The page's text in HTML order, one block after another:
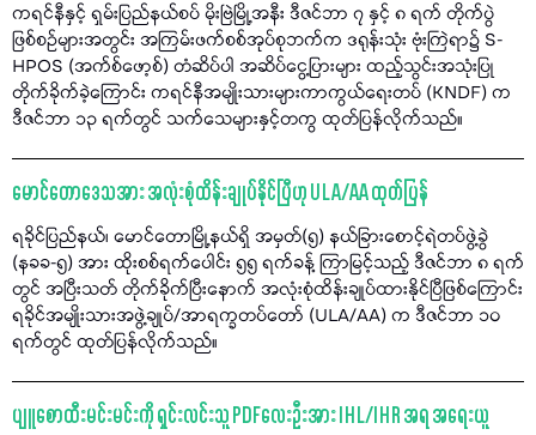
ကရင်နီနှင့် ရှမ်းပြည်နယ်စပ် မိုးဗြဲမြို့အနီး ဒီဇင်ဘာ ၇ နှင့် ၈ ရက် တိုက်ပွဲ
ဖြစ်စဉ်များအတွင်း အကြမ်းဖက်စစ်အုပ်စုဘက်က ဒရုန်းသုံး ဗုံးကြဲရာ၌ S-
HPOS (အက်စ်ဖော့စ်) တံဆိပ်ပါ အဆိပ်ငွေ့ပြားများ ထည့်သွင်းအသုံးပြု
တိုက်ခိုက်ခဲ့ကြောင်း ကရင်နီအမျိုးသားများကာကွယ်ရေးတပ် (KNDF) က
ဒီဇင်ဘာ ၁၃ ရက်တွင် သက်သေများနှင့်တကွ ထုတ်ပြန်လိုက်သည်။
မောင်တောဒေသအား အလုံးစုံထိန်းချုပ်နိုင်ပြီဟု ULA/AA ထုတ်ပြန်
ရခိုင်ပြည်နယ်၊ မောင်တောမြို့နယ်ရှိ အမှတ်(၅) နယ်ခြားစောင့်ရဲတပ်ဖွဲ့ခွဲ
(နခခ-၅) အား ထိုးစစ်ရက်ပေါင်း ၅၅ ရက်ခန့် ကြာမြင့်သည့် ဒီဇင်ဘာ ၈ ရက်
တွင် အပြီးသတ် တိုက်ခိုက်ပြီးနောက် အလုံးစုံထိန်းချုပ်ထားနိုင်ပြီဖြစ်ကြောင်း
ရခိုင်အမျိုးသားအဖွဲ့ချုပ်/အာရက္ခတပ်တော် (ULA/AA) က ဒီဇင်ဘာ ၁၀
ရက်တွင် ထုတ်ပြန်လိုက်သည်။
ပျူစောထီးမင်းမင်းကို ရှင်းလင်းသူ PDFလေးဦးအား IHL/IHR အရ အရေးယူ